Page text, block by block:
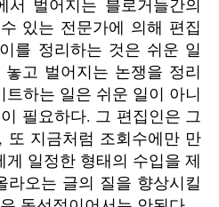
벌어지는 블로거들간의
있는 전문가에 의해 편집
를 정리하는 것은 쉬운 일
고 벌어지는 논쟁을 정리
하는 일은 쉬운 일이 아니
필요하다. 그 편집인은 그
또 지금처럼 조회수에만 만
일정한 형태의 수입을 제
라오는 글의 질을 향상시킬